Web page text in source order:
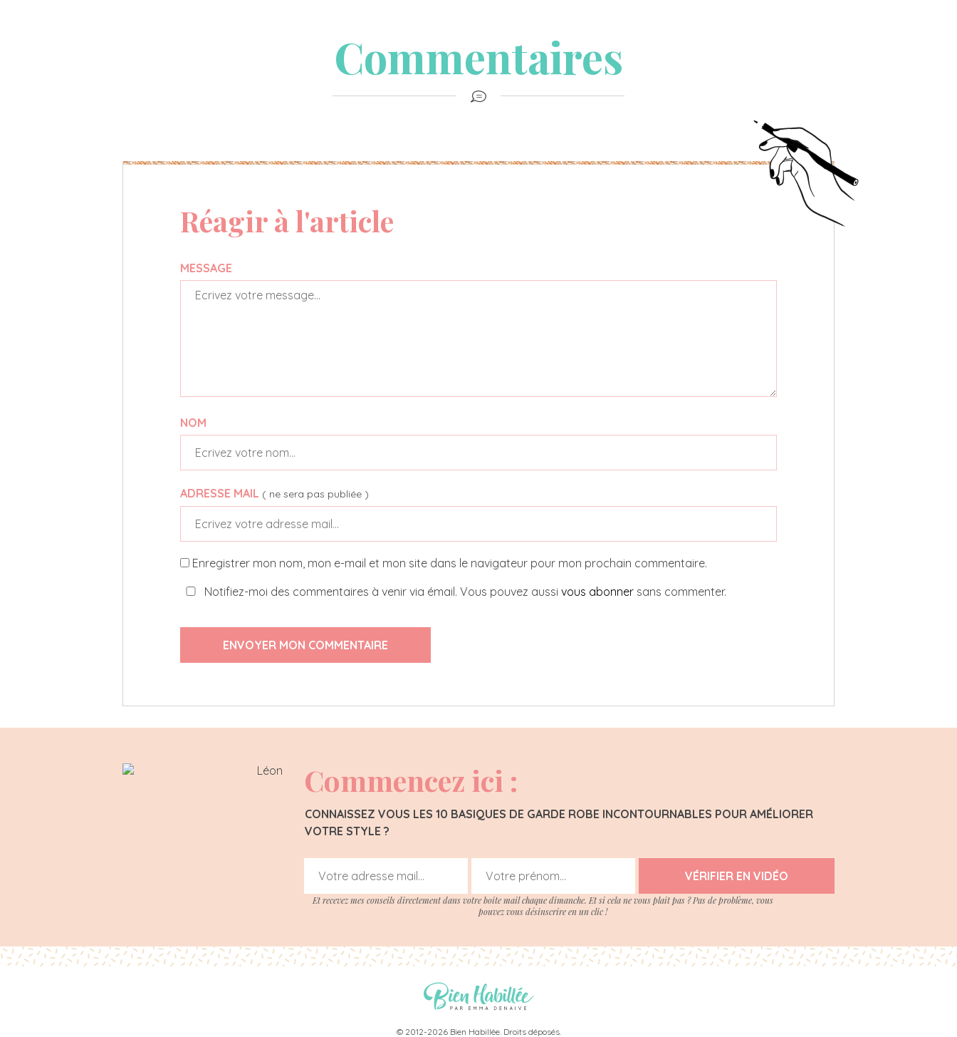
Commentaires
Réagir à l'article
MESSAGE
NOM
ADRESSE MAIL ( ne sera pas publiée )
Enregistrer mon nom, mon e-mail et mon site dans le navigateur pour mon prochain commentaire.
Notifiez-moi des commentaires à venir via émail. Vous pouvez aussi vous abonner sans commenter.
ENVOYER MON COMMENTAIRE
Commencez ici :
CONNAISSEZ VOUS LES 10 BASIQUES DE GARDE ROBE INCONTOURNABLES POUR AMÉLIORER
VOTRE STYLE ?
VÉRIFIER EN VIDÉO
Et recevez mes conseils directement dans votre boite mail chaque dimanche. Et si cela ne vous plait pas ? Pas de problème, vous
pouvez vous désinscrire en un clic !
© 2012-2026 Bien Habillée. Droits déposés.